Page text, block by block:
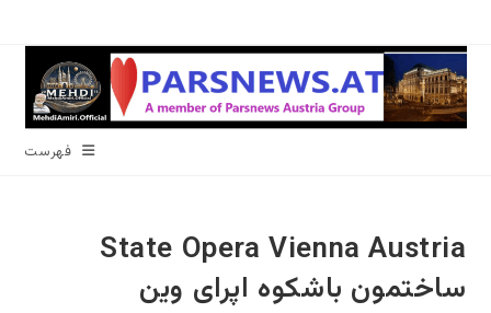
محتوا
فهرست
State Opera Vienna Austria
ساختمون باشکوه اپرای وین